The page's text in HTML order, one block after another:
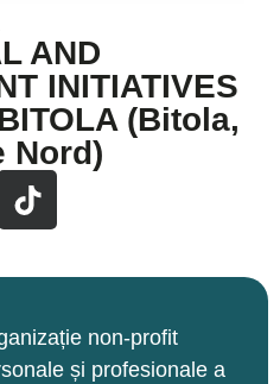
AND
INITIATIVES
(Bitola,
Nord)
non-profit
și profesionale a